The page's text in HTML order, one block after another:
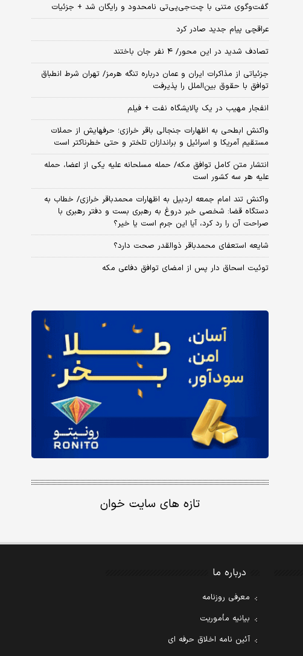
گفت‌وگوی متنی با چت‌جی‌پی‌تی نامحدود و رایگان شد + جزئیات
عراقچی پیام جدید صادر کرد
تصادف شدید در این محور/ ۴ نفر جان باختند
جزئیاتی از مذاکرات ایران و عمان درباره تنگه هرمز/ تهران شرط انطباق
توافق با حقوق بین‌الملل را پذیرفت
انفجار مهیب در یک پالایشگاه نفت + فیلم
واکنش ابطحی به اظهارات جنجالی باقر خرازی؛ حرفهایش از حملات
مستقیم آمریکا و اسرائیل و براندازان تلختر و حتی خطرناکتر است
انتشار متن کامل توافق مکه/ حمله مسلحانه علیه یکی از اعضا، حمله
علیه هر سه کشور است
واکنش تند امام جمعه اردبیل به اظهارات محمدباقر خرازی/ خطاب به
دستگاه قضا: شخصی خبر دروغ به رهبری بست و دفتر رهبری با
صراحت آن را رد کرد، آیا این جرم است یا خیر؟
شایعه استعفای محمدباقر ذوالقدر صحت دارد؟
توئیت اسحاق دار پس از امضای توافق دفاعی مکه
تازه های سایت خوان
درباره ما
معرفی روزنامه
بیانیه مأموریت
آئین نامه اخلاق حرفه ای